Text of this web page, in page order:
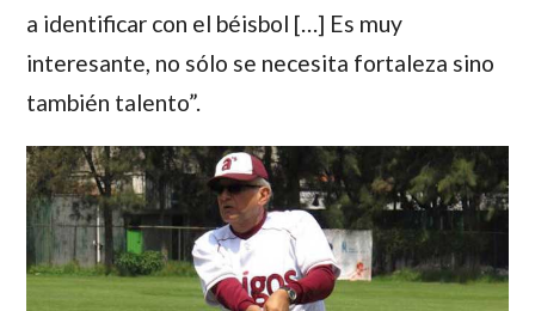
a identificar con el béisbol […] Es muy
interesante, no sólo se necesita fortaleza sino
también talento”.